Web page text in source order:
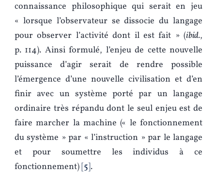
connaissance philosophique qui serait en jeu
« lorsque l’observateur se dissocie du langage
pour observer l’activité dont il est fait » (ibid.,
p. 114). Ainsi formulé, l’enjeu de cette nouvelle
puissance d’agir serait de rendre possible
l’émergence d’une nouvelle civilisation et d’en
finir avec un système porté par un langage
ordinaire très répandu dont le seul enjeu est de
faire marcher la machine (« le fonctionnement
du système » par « l’instruction » par le langage
et pour soumettre les individus à ce
fonctionnement) 5 .